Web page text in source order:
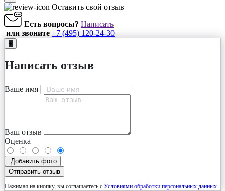
Оставить свой отзыв
Есть вопросы? Написать
или звоните +7 (495) 120-24-30
+
Написать отзыв
Ваше имя
Ваш отзыв
Оценка
Добавить фото
Отправить отзыв
Нажимая на кнопку, вы соглашаетесь с Условиями обработки персональных данных